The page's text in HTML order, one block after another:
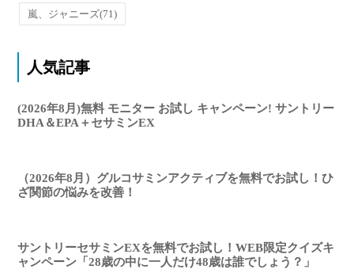
嵐、ジャニーズ(71)
人気記事
(2026年8月)無料 モニター お試し キャンペーン! サントリー
DHA＆EPA＋セサミンEX
（2026年8月）グルコサミンアクティブを無料でお試し！ひ
ざ関節の悩みを改善！
サントリーセサミンEXを無料でお試し！WEB限定クイズキ
ャンペーン「28歳の中に一人だけ48歳は誰でしょう？」